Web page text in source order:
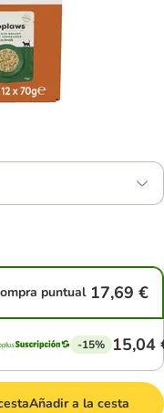
puntual 17,69 €
-15% 15,04
Añadir a la cesta